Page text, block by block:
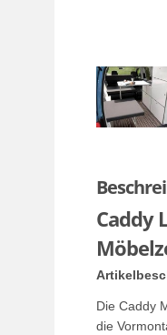
Caddy
Die Caddy
die